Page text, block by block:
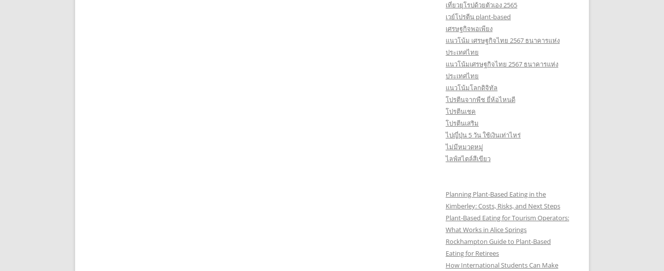
เที่ยวยุโรปด้วยตัวเอง 2565
เวย์โปรตีน plant-based
เศรษฐกิจพอเพียง
แนวโน้ม เศรษฐกิจไทย 2567 ธนาคารแห่ง
ประเทศไทย
แนวโน้มเศรษฐกิจไทย 2567 ธนาคารแห่ง
ประเทศไทย
แนวโน้มโลกดิจิทัล
โปรตีนจากพืช ยี่ห้อไหนดี
โปรตีนเชค
โปรตีนเสริม
ไปญี่ปุ่น 5 วัน ใช้เงินเท่าไหร่
ไม่มีหมวดหมู่
ไลฟ์สไตล์สีเขียว
Planning Plant-Based Eating in the
Kimberley: Costs, Risks, and Next Steps
Plant-Based Eating for Tourism Operators:
What Works in Alice Springs
Rockhampton Guide to Plant-Based
Eating for Retirees
How International Students Can Make